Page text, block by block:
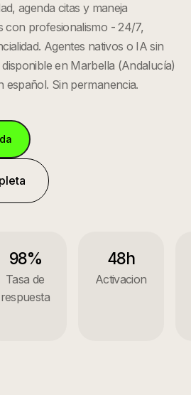
agenda citas y maneja
con profesionalismo - 24/7,
Agentes nativos o IA sin
en Marbella (Andalucía)
español. Sin permanencia.
98%
Tasa de
respuesta
48h
Activacion